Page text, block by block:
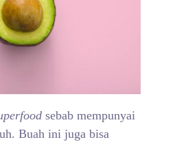
sebab mempunyai
Buah ini juga bisa